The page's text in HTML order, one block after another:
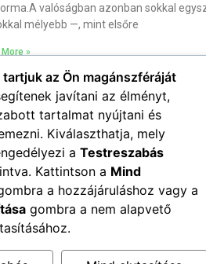
valóságban azonban sokkal
mélyebb —, mint elsőre
»
élet •
és harmóniában
Jogi
cookie
Jogi
az Ön magánszféráját
javítani az élményt,
tartalmat nyújtani és
Kiválaszthatja, mely
a Testreszabás
Kattintson a Mind
a hozzájáruláshoz vagy a
gombra a nem alapvető